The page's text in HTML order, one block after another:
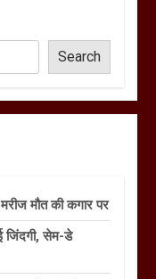
Search
मौत की कगार पर
जिंदगी, सेम-डे